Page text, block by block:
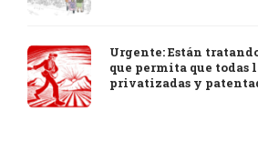
Urgente: Están
que permita que todas
privatizadas y